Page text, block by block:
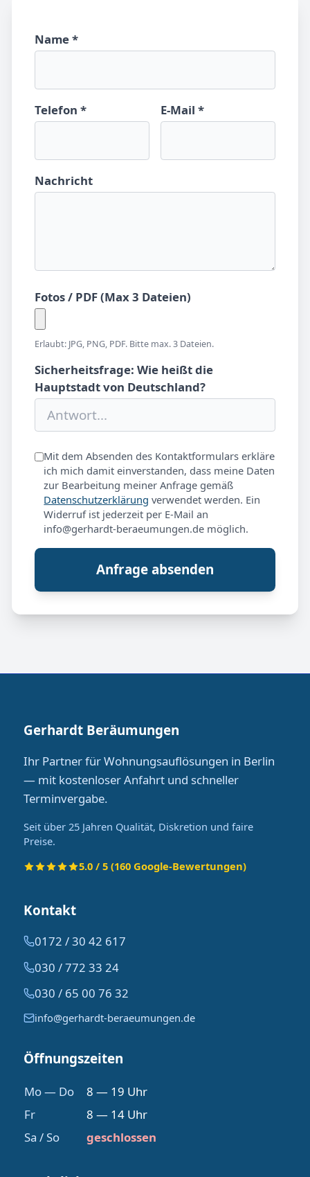
Name *
Telefon * E-Mail *
Nachricht
Fotos / PDF (Max 3 Dateien)
Erlaubt: JPG, PNG, PDF. Bitte max. 3 Dateien.
Sicherheitsfrage: Wie heißt die
Hauptstadt von Deutschland?
Mit dem Absenden des Kontaktformulars erkläre
ich mich damit einverstanden, dass meine Daten
zur Bearbeitung meiner Anfrage gemäß
Datenschutzerklärung verwendet werden. Ein
Widerruf ist jederzeit per E-Mail an
info@gerhardt-beraeumungen.de möglich.
Anfrage absenden
Gerhardt Beräumungen
Ihr Partner für Wohnungsauflösungen in Berlin
— mit kostenloser Anfahrt und schneller
Terminvergabe.
Seit über 25 Jahren Qualität, Diskretion und faire
Preise.
5.0 / 5 (160 Google-Bewertungen)
Kontakt
0172 / 30 42 617
030 / 772 33 24
030 / 65 00 76 32
info@gerhardt-beraeumungen.de
Öffnungszeiten
Mo — Do
8 — 19 Uhr
Fr
8 — 14 Uhr
Sa / So
geschlossen